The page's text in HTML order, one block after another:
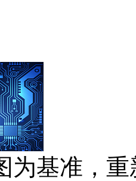
为基准，